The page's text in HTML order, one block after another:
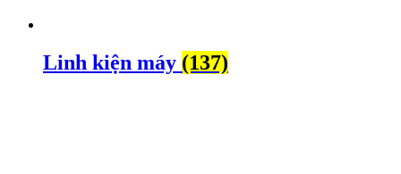
Linh kiện máy (137)